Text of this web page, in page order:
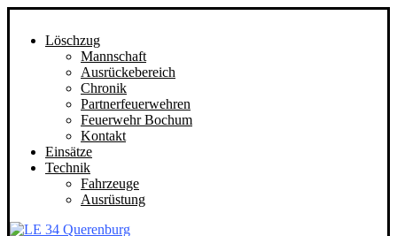
Löschzug
Mannschaft
Ausrückebereich
Chronik
Partnerfeuerwehren
Feuerwehr Bochum
Kontakt
Einsätze
Technik
Fahrzeuge
Ausrüstung